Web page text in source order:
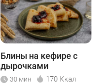
Блины на кефире с
дырочками
30 мин 170 Ккал